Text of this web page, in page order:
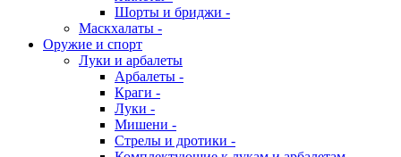
Шорты и бриджи -
Маскхалаты -
Оружие и спорт
Луки и арбалеты
Арбалеты -
Краги -
Луки -
Мишени -
Стрелы и дротики -